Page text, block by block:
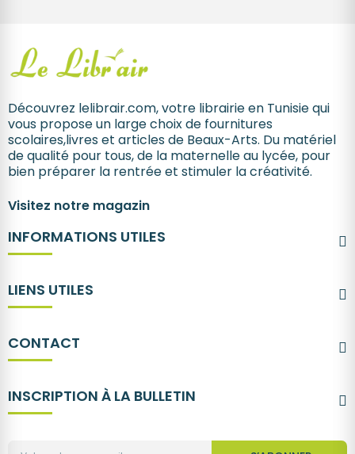
Découvrez lelibrair.com, votre librairie en Tunisie qui
vous propose un large choix de fournitures
scolaires,livres et articles de Beaux-Arts. Du matériel
de qualité pour tous, de la maternelle au lycée, pour
bien préparer la rentrée et stimuler la créativité.
Visitez notre magazin
INFORMATIONS UTILES
LIENS UTILES
CONTACT
INSCRIPTION À LA BULLETIN